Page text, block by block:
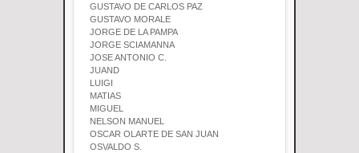
GUSTAVO DE CARLOS PAZ
GUSTAVO MORALE
JORGE DE LA PAMPA
JORGE SCIAMANNA
JOSE ANTONIO C.
JUAND
LUIGI
MATIAS
MIGUEL
NELSON MANUEL
OSCAR OLARTE DE SAN JUAN
OSVALDO S.